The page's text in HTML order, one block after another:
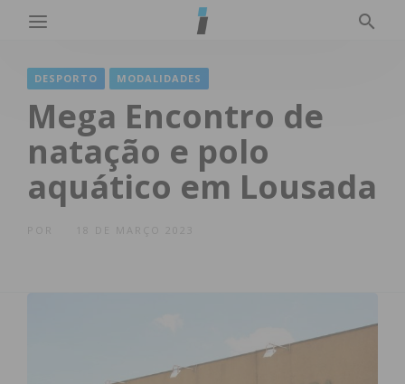
DESPORTO MODALIDADES
Mega Encontro de
natação e polo
aquático em Lousada
18 DE MARÇO 2023